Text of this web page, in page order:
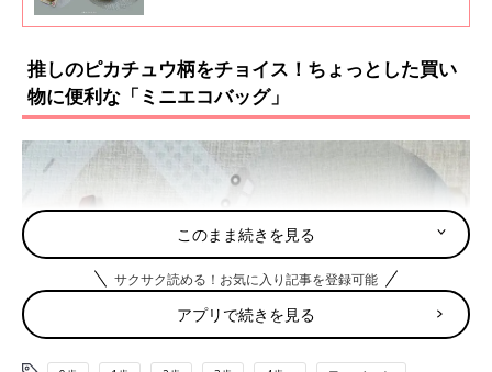
ムもあるようです。今回は特に大人気のものを
♪
推しのピカチュウ柄をチョイス！ちょっとした買い
物に便利な「ミニエコバッグ」
このまま続きを見る
サクサク読める！お気に入り記事を登録可能
アプリで続きを見る